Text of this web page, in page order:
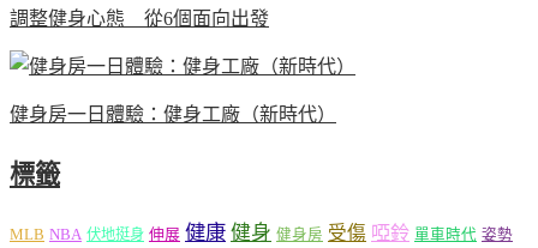
調整健身心態 從6個面向出發
健身房一日體驗：健身工廠（新時代）
標籤
MLB NBA 伏地挺身 伸展 健康 健身 健身房 受傷 啞鈴 單車時代 姿勢